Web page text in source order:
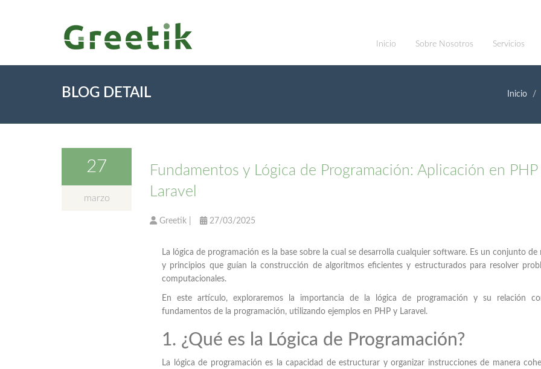
Inicio Sobre Nosotros Servicios
BLOG DETAIL Inicio
27
marzo
Fundamentos y Lógica de Programación: Aplicación en PHP
Laravel
Greetik 27/03/2025
La lógica de programación es la base sobre la cual se desarrolla cualquier software. Es un conjunto de
y principios que guían la construcción de algoritmos eficientes y estructurados para resolver
computacionales.
En este artículo, exploraremos la importancia de la lógica de programación y su relación
fundamentos de la programación, utilizando ejemplos en PHP y Laravel.
1. ¿Qué es la Lógica de Programación?
La lógica de programación es la capacidad de estructurar y organizar instrucciones de manera